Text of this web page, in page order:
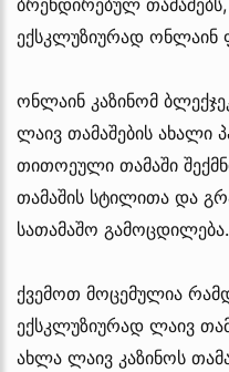
ექსკლუზიურად ონლაინ
ონლაინ კაზინომ
ლაივ თამაშების ახალი
თითოეული თამაში
თამაშის სტილითა და
სათამაშო გამოცდილება.
ქვემოთ მოცემულია
ექსკლუზიურად ლაივ
ახლა ლაივ კაზინოს